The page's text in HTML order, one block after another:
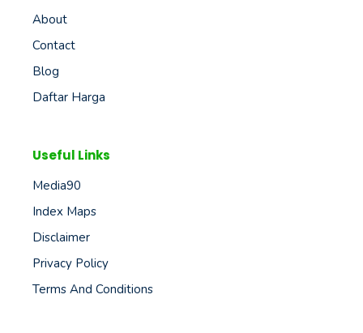
About
Contact
Blog
Daftar Harga
Useful Links
Media90
Index Maps
Disclaimer
Privacy Policy
Terms And Conditions